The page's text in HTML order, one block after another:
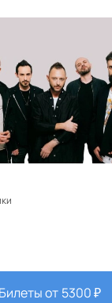
Билеты от 5300₽